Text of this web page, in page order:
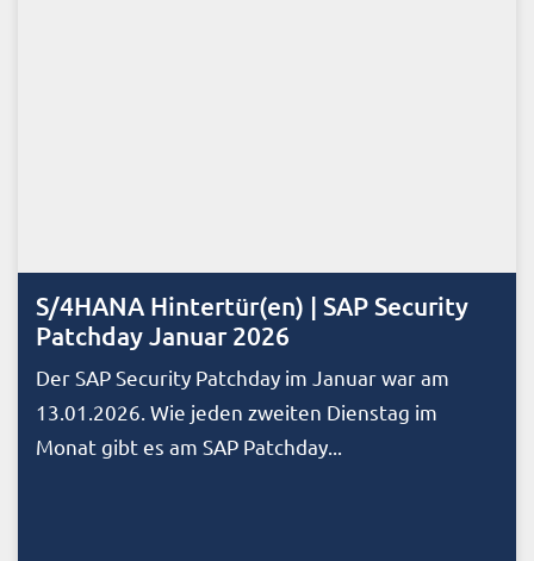
S/4HANA Hintertür(en) | SAP Security
Patchday Januar 2026
Der SAP Security Patchday im Januar war am
13.01.2026. Wie jeden zweiten Dienstag im
Monat gibt es am SAP Patchday...